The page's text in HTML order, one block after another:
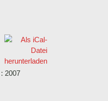
: 2007